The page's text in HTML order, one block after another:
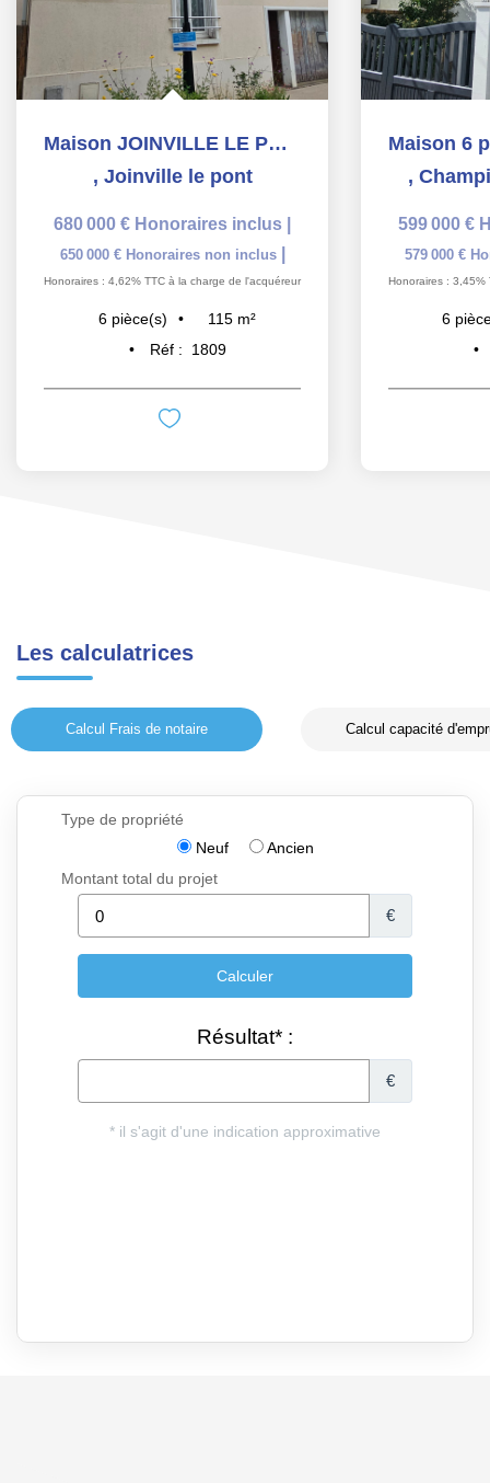
Maison JOINVILLE LE PONT "POLANGIS" 6 pièce(s) sur terrain...
, Joinville le pont
680 000 € Honoraires inclus
650 000 € Honoraires non inclus
Honoraires : 4,62% TTC à la charge de l'acquéreur
6 pièce(s) 115 m²
Réf :
1809
,
599 000 €
579 000 €
Honoraires : 3,45%
6
Les calculatrices
Calcul Frais de notaire Calcul capacité